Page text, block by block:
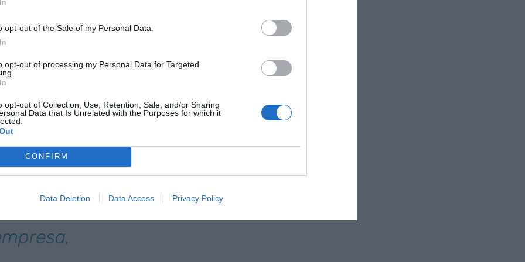
opt-out of the Sale of my Personal Data.
opt-out of processing my Personal Data for Targeted
opt-out of Collection, Use, Retention, Sale, and/or Sharing
Data that Is Unrelated with the Purposes for which it
CONFIRM
Data Deletion Data Access Privacy Policy
la patronal por una de las directivas con más
representativas.
2029. Brossa toma el relevo deJuan
la AED durante los últimos ocho años. Entre otros
del Patronato de laFundación ”la Caixa”
de director de Economía del
de presentar el informe anual del organismo
que previó el gobernador de la